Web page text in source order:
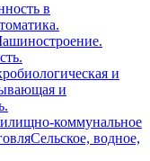
в
и
и
коммунальное
Сельское, водное,